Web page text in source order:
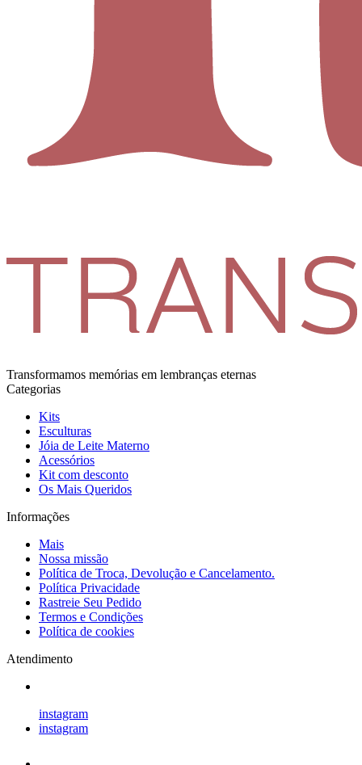
Transformamos memórias em lembranças eternas
Categorias
Kits
Esculturas
Jóia de Leite Materno
Acessórios
Kit com desconto
Os Mais Queridos
Informações
Mais
Nossa missão
Política de Troca, Devolução e Cancelamento.
Política Privacidade
Rastreie Seu Pedido
Termos e Condições
Política de cookies
Atendimento
instagram
instagram